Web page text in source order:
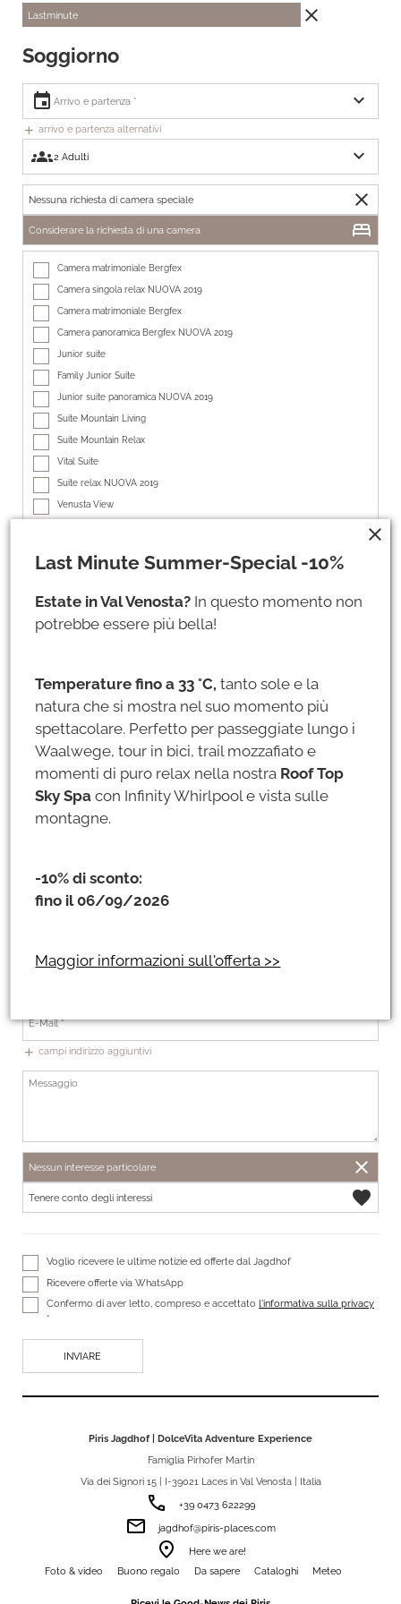
Lastminute close
Soggiorno
event expand_more
add arrivo e partenza alternativi
groups expand_more
Nessuna richiesta di camera speciale close
Considerare la richiesta di una camera bed
Camera matrimoniale Bergfex
Camera singola relax NUOVA 2019
Camera matrimoniale Bergfex
Camera panoramica Bergfex NUOVA 2019
Junior suite
Family Junior Suite
Junior suite panoramica NUOVA 2019
Suite Mountain Living
Suite Mountain Relax
Vital Suite
Suite relax NUOVA 2019
Venusta View
Suite Hubertus
Suite wellness NUOVA 2019
add Aggiungi soggiorno
Dati personali
Titolo *
In modo da potervi consigliare personalmente!
add campi indirizzo aggiuntivi
Nessun interesse particolare close
Tenere conto degli interessi favorite
Voglio ricevere le ultime notizie ed offerte dal Jagdhof
Ricevere offerte via WhatsApp
Confermo di aver letto, compreso e accettato l'informativa sulla privacy
*
Piris Jagdhof | DolceVita Adventure Experience
Famiglia Pirhofer Martin
Via dei Signori 15 | I-39021 Laces in Val Venosta | Italia
phone +39 0473 622299
email jagdhof@piris-places.com
room
Here we are!
Foto & video
Buono regalo Da sapere Cataloghi Meteo
Last Minute Summer-Special -10%
Estate in Val Venosta? In questo momento non
potrebbe essere più bella!
Temperature fino a 33 °C, tanto sole e la
natura che si mostra nel suo momento più
spettacolare. Perfetto per passeggiate lungo i
Waalwege, tour in bici, trail mozzafiato e
momenti di puro relax nella nostra Roof Top
Sky Spa con Infinity Whirlpool e vista sulle
montagne.
-10% di sconto:
fino il 06/09/2026
Maggior informazioni sull'offerta >>
close